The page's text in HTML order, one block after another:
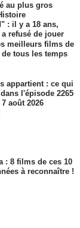
au plus gros
: il y a 18 ans,
a refusé de jouer
meilleurs films de
tous les temps
appartient : ce qui
l'épisode 2265
août 2026
: 8 films de ces 10
à reconnaître !